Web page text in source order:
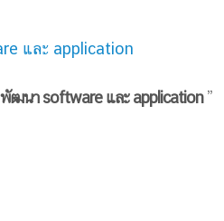
และ application
พัฒนา software และ application”